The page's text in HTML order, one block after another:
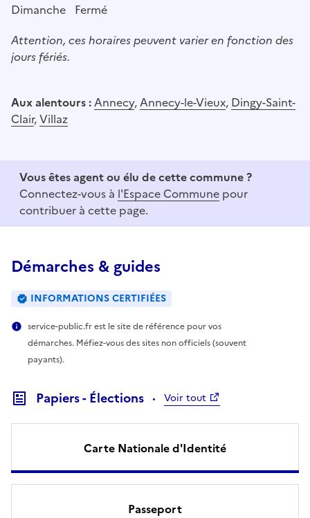
Dimanche Fermé
Attention, ces horaires peuvent varier en fonction des
jours fériés.
Aux alentours :Annecy,Annecy-le-Vieux, Dingy-Saint-
Clair,Villaz
Vous êtes agent ou élu de cette commune ?
Connectez-vous à l'Espace Commune pour
contribuer à cette page.
Démarches & guides
INFORMATIONS CERTIFIÉES
service-public.fr est le site de référence pour vos
démarches. Méfiez-vous des sites non officiels (souvent
payants).
Papiers - Élections Voir tout
Carte Nationale d'Identité
Passeport